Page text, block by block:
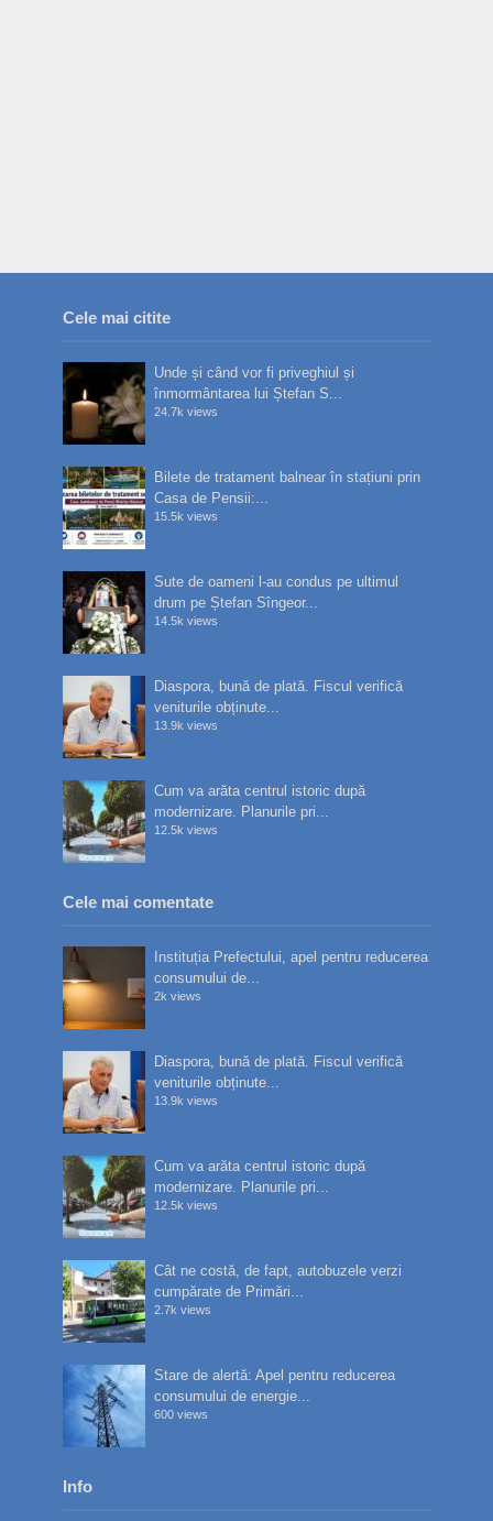
Cele mai citite
Unde și când vor fi priveghiul și
înmormântarea lui Ștefan S...
24.7k views
Bilete de tratament balnear în stațiuni prin
Casa de Pensii:...
15.5k views
Sute de oameni l-au condus pe ultimul
drum pe Ștefan Sîngeor...
14.5k views
Diaspora, bună de plată. Fiscul verifică
veniturile obținute...
13.9k views
Cum va arăta centrul istoric după
modernizare. Planurile pri...
12.5k views
Cele mai comentate
Instituția Prefectului, apel pentru reducerea
consumului de...
2k views
Diaspora, bună de plată. Fiscul verifică
veniturile obținute...
13.9k views
Cum va arăta centrul istoric după
modernizare. Planurile pri...
12.5k views
Cât ne costă, de fapt, autobuzele verzi
cumpărate de Primări...
2.7k views
Stare de alertă: Apel pentru reducerea
consumului de energie...
600 views
Info